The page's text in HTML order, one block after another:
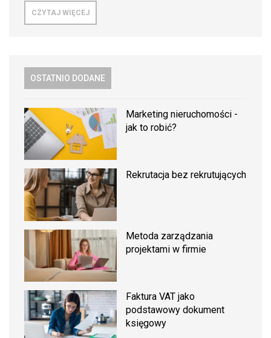
CZYTAJ WIĘCEJ
OSTATNIO DODANE
Marketing nieruchomości -
jak to robić?
Rekrutacja bez rekrutujących
Metoda zarządzania
projektami w firmie
Faktura VAT jako
podstawowy dokument
księgowy